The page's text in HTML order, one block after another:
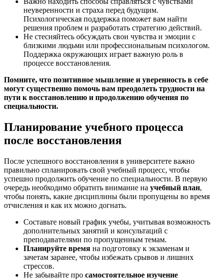
неуверенности и страха перед будущим.
Психологическая поддержка поможет вам найти
решения проблем и разработать стратегию действий.
Не стесняйтесь обсуждать свои чувства и эмоции с
близкими людьми или профессиональным психологом.
Поддержка окружающих играет важную роль в
процессе восстановления.
Помните, что позитивное мышление и уверенность в себе
могут существенно помочь вам преодолеть трудности на
пути к восстановлению и продолжению обучения по
специальности.
Планирование учебного процесса
после восстановления
После успешного восстановления в университете важно
правильно спланировать свой учебный процесс, чтобы
успешно продолжить обучение по специальности. В первую
очередь необходимо обратить внимание на учебный план,
чтобы понять, какие дисциплины были пропущены во время
отчисления и как их можно догнать.
Составьте новый график учебы, учитывая возможность
дополнительных занятий и консультаций с
преподавателями по пропущенным темам.
Планируйте время на подготовку к экзаменам и
зачетам заранее, чтобы избежать срывов и лишних
стрессов.
Не забывайте про самостоятельное изучение